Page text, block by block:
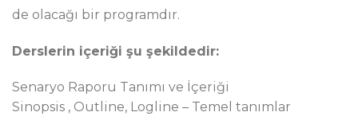
de olacağı bir programdır.
Derslerin içeriği şu şekildedir:
Senaryo Raporu Tanımı ve İçeriği
Sinopsis , Outline, Logline – Temel tanımlar